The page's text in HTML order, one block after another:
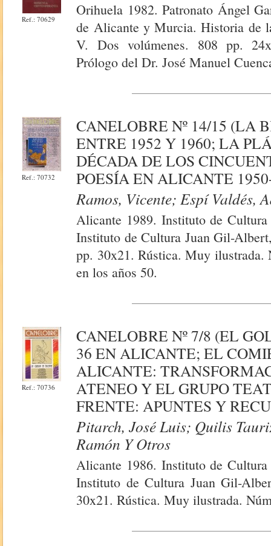
Ref.: 70629
Orihuela 1982. Patronato Ángel
de Alicante y Murcia. Historia de
V. Dos volúmenes. 808 pp.
Prólogo del Dr. José Manuel
Ref.: 70732
CANELOBRE Nº 14/15 (LA
ENTRE 1952 Y 1960; LA
DÉCADA DE LOS
POESÍA EN ALICANTE
Ramos, Vicente; Espí Valdés,
Alicante 1989. Instituto de
Instituto de Cultura Juan Gil-
pp. 30x21. Rústica. Muy ilustrada.
en los años 50.
Ref.: 70736
CANELOBRE Nº 7/8 (EL
36 EN ALICANTE; EL
ALICANTE:
ATENEO Y EL GRUPO
FRENTE: APUNTES Y
Pitarch, José Luis; Quilis
Ramón Y Otros
Alicante 1986. Instituto de
Instituto de Cultura Juan Gil-
30x21. Rústica. Muy ilustrada.